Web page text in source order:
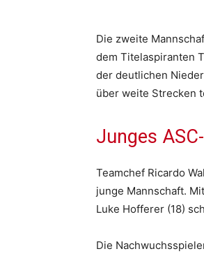
Die zweite
dem Titelaspiranten
der deutlichen
über weite Strecken
Junges
Teamchef Ricardo
junge Mannschaft.
Luke Hofferer (18)
Die